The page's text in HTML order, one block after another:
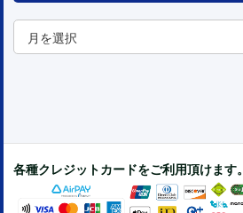
各種クレジットカードをご利用頂けます。